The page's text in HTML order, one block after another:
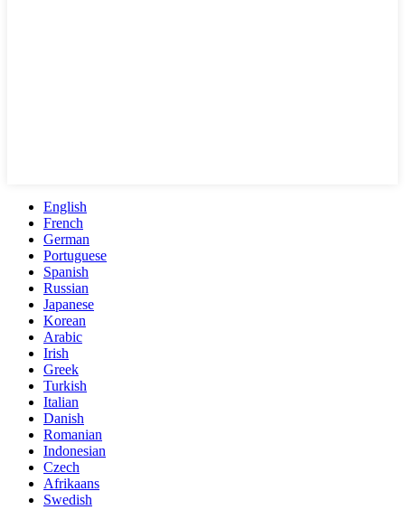
English
French
German
Portuguese
Spanish
Russian
Japanese
Korean
Arabic
Irish
Greek
Turkish
Italian
Danish
Romanian
Indonesian
Czech
Afrikaans
Swedish